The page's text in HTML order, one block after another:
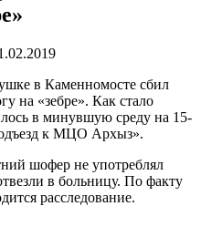
в Каменномосте сбил
на «зебре». Как стало
в минувшую среду на 15-
к МЦО Архыз».
шофер не употреблял
в больницу. По факту
расследование.